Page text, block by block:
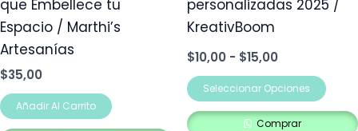
que Embellece tu
Espacio / Marthi’s
Artesanías
$35,00
Añadir Al Carrito
personalizadas 2025 /
KreativBoom
$10,00 - $15,00
Seleccionar Opciones
de
Comprar